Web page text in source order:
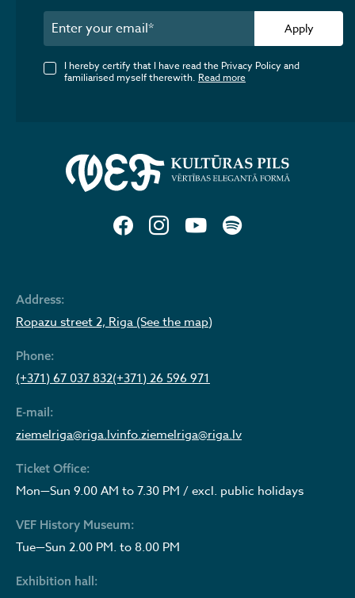
Address:
Ropazu street 2, Riga (See the map)
Phone:
(+371) 67 037 832(+371) 26 596 971
E-mail:
ziemelriga@riga.lvinfo.ziemelriga@riga.lv
Ticket Office:
Mon—Sun 9.00 AM to 7.30 PM / excl. public holidays
VEF History Museum:
Tue—Sun 2.00 PM. to 8.00 PM
Exhibition hall:
Apply
I hereby certify that I have read the Privacy Policy and
familiarised myself therewith. Read more